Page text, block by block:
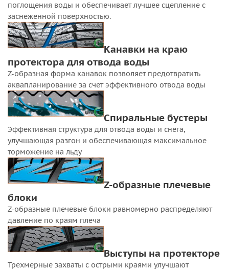
поглощения воды и обеспечивает лучшее сцепление с
заснеженной поверхностью.
Канавки на краю
протектора для отвода воды
Z-образная форма канавок позволяет предотвратить
аквапланирование за счет эффективного отвода воды
Спиральные бустеры
Эффективная структура для отвода воды и снега,
улучшающая разгон и обеспечивающая максимальное
торможение на льду
Z-образные плечевые
блоки
Z-образные плечевые блоки равномерно распределяют
давление по краям плеча
Выступы на протекторе
Трехмерные захваты с острыми краями улучшают